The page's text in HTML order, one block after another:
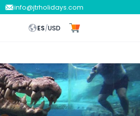
info@jtrholidays.com
ES/USD